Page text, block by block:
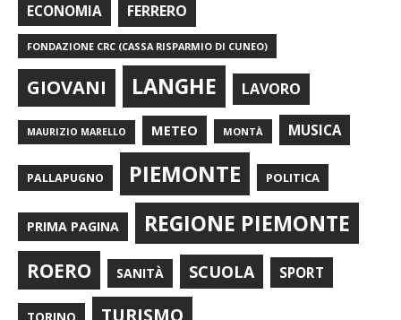
ECONOMIA FERRERO
FONDAZIONE CRC (CASSA RISPARMIO DI CUNEO)
GIOVANI LANGHE LAVORO
MAURIZIO MARELLO METEO MONTÀ MUSICA
PALLAPUGNO PIEMONTE POLITICA
PRIMA PAGINA REGIONE PIEMONTE
ROERO SANITÀ SCUOLA SPORT